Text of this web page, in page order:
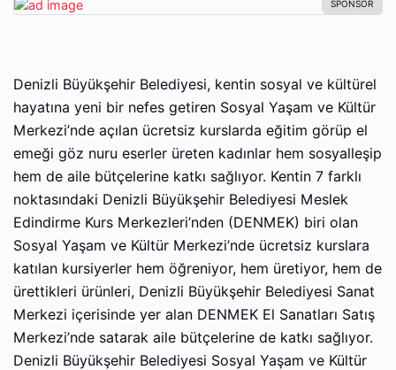
Denizli Büyükşehir Belediyesi, kentin sosyal ve kültürel
hayatına yeni bir nefes getiren Sosyal Yaşam ve Kültür
Merkezi’nde açılan ücretsiz kurslarda eğitim görüp el
emeği göz nuru eserler üreten kadınlar hem sosyalleşip
hem de aile bütçelerine katkı sağlıyor. Kentin 7 farklı
noktasındaki Denizli Büyükşehir Belediyesi Meslek
Edindirme Kurs Merkezleri’nden (DENMEK) biri olan
Sosyal Yaşam ve Kültür Merkezi’nde ücretsiz kurslara
katılan kursiyerler hem öğreniyor, hem üretiyor, hem de
ürettikleri ürünleri, Denizli Büyükşehir Belediyesi Sanat
Merkezi içerisinde yer alan DENMEK El Sanatları Satış
Merkezi’nde satarak aile bütçelerine de katkı sağlıyor.
Denizli Büyükşehir Belediyesi Sosyal Yaşam ve Kültür